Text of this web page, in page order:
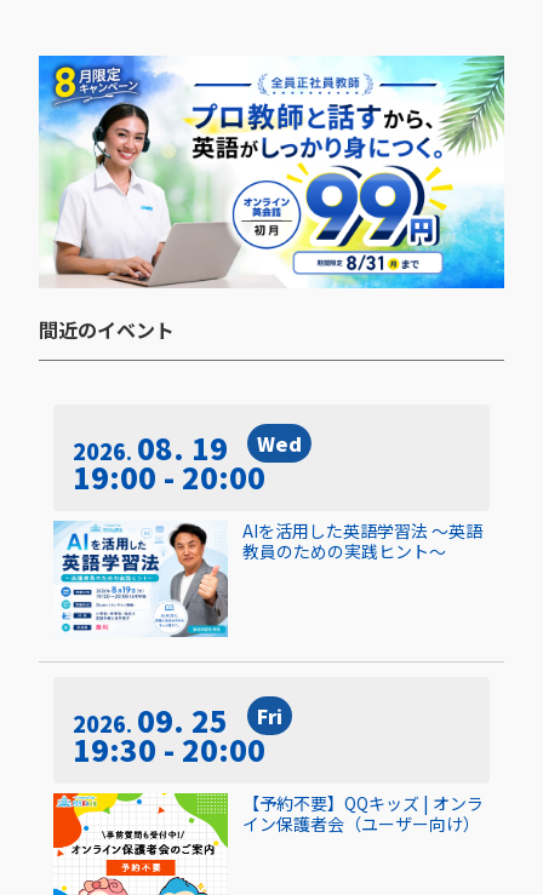
間近のイベント​
2026 08. 19 Wed
19:00 - 20:00
AIを活用した英語学習法 〜英語
教員のための実践ヒント〜
2026 09. 25 Fri
19:30 - 20:00
【予約不要】QQキッズ | オンラ
イン保護者会（ユーザー向け）